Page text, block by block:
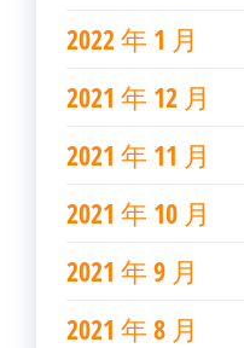
2022 年 1 月
2021 年 12 月
2021 年 11 月
2021 年 10 月
2021 年 9 月
2021 年 8 月